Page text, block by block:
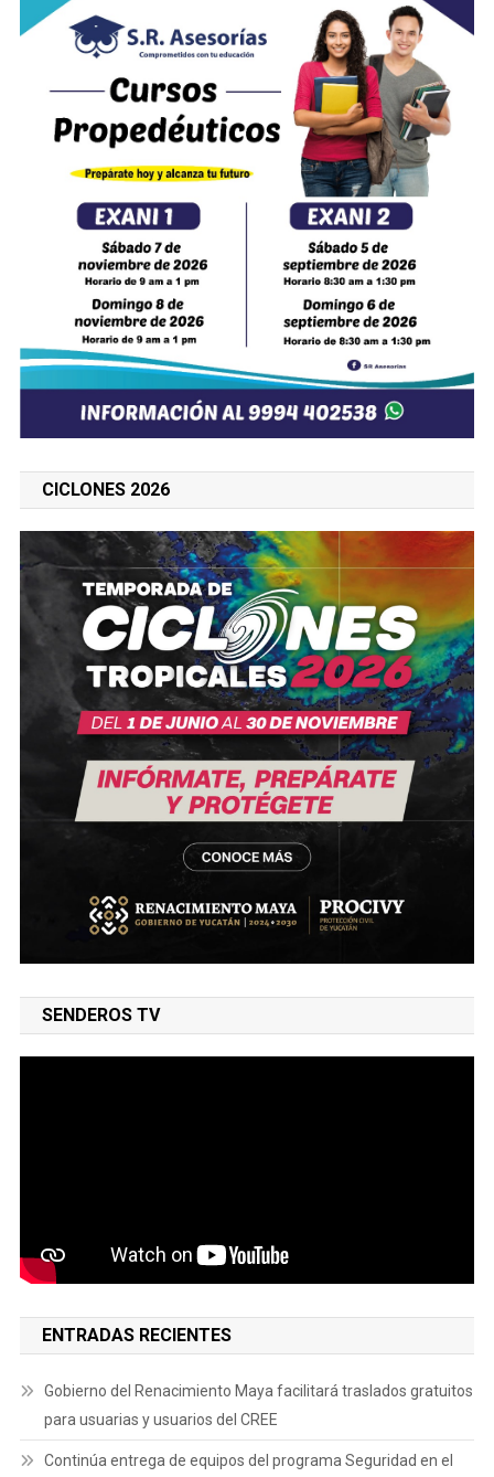
CICLONES 2026
SENDEROS TV
ENTRADAS RECIENTES
Gobierno del Renacimiento Maya facilitará traslados gratuitos
para usuarias y usuarios del CREE
Continúa entrega de equipos del programa Seguridad en el